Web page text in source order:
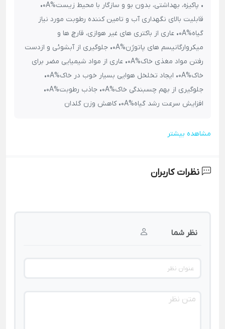
• پاکیزه، بهداشتی، بدون بو و سازگار با محیط زیست%0A•
قابلیت بالای نگهداری آب و تامین کننده رطوبت مورد نیاز
گیاه%0A• عاری از باکتری های غیر هوازی، قارچ ها و
میکروارگانیسم های پاتوژن%0A• جلوگیری از آبشوئی و ازدست
رفتن مواد مغذی خاک%0A• عاری از مواد شیمیایی مضر برای
خاک%0A• ایجاد تخلخل هوایی بسیار خوب در خاک%0A•
جلوگیری از بهم چسبندگی خاک%0A• جاذب رطوبت%0A•
افزایش سرعت رشد گیاه%0A• کاهش وزن گلدان
مشاهده بیشتر
نظرات کاربران
نظر شما